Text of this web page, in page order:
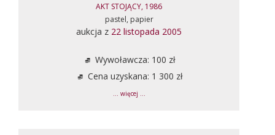
AKT STOJĄCY, 1986
pastel, papier
aukcja z 22 listopada 2005
Wywoławcza: 100 zł
Cena uzyskana: 1 300 zł
... więcej ...